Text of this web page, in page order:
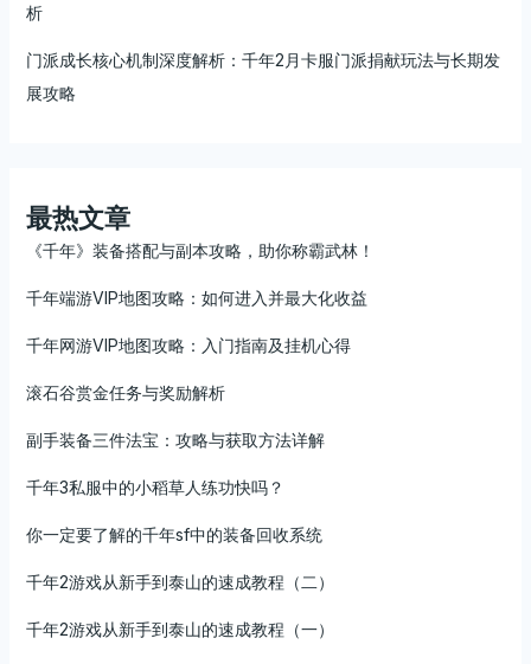
析
门派成长核心机制深度解析：千年2月卡服门派捐献玩法与长期发
展攻略
最热文章
《千年》装备搭配与副本攻略，助你称霸武林！
千年端游VIP地图攻略：如何进入并最大化收益
千年网游VIP地图攻略：入门指南及挂机心得
滚石谷赏金任务与奖励解析
副手装备三件法宝：攻略与获取方法详解
千年3私服中的小稻草人练功快吗？
你一定要了解的千年sf中的装备回收系统
千年2游戏从新手到泰山的速成教程（二）
千年2游戏从新手到泰山的速成教程（一）